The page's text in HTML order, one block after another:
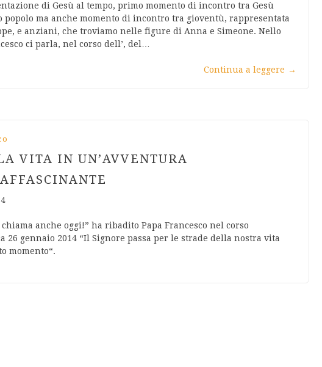
di Gesù al tempo, primo momento di incontro tra Gesù
popolo ma anche momento di incontro tra gioventù, rappresentata
e anziani, che troviamo nelle figure di Anna e Simeone. Nello
ci parla, nel corso dell’, del…
Continua a leggere →
VITA IN UN’AVVENTURA
anche oggi!” ha ribadito Papa Francesco nel corso
26 gennaio 2014 “Il Signore passa per le strade della nostra vita
momento“.